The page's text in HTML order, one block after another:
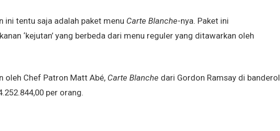
ini tentu saja adalah paket menu Carte Blanche-nya. Paket ini
‘kejutan’ yang berbeda dari menu reguler yang ditawarkan oleh
oleh Chef Patron Matt Abé, Carte Blanche dari Gordon Ramsay di banderol
per orang.